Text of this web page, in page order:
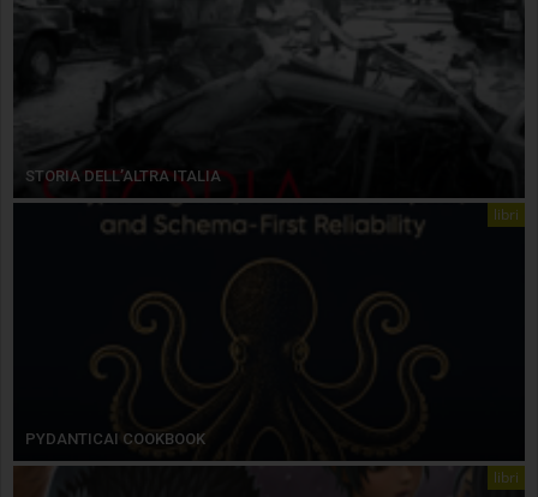
STORIA DELL’ALTRA ITALIA
libri
PYDANTICAI COOKBOOK
libri